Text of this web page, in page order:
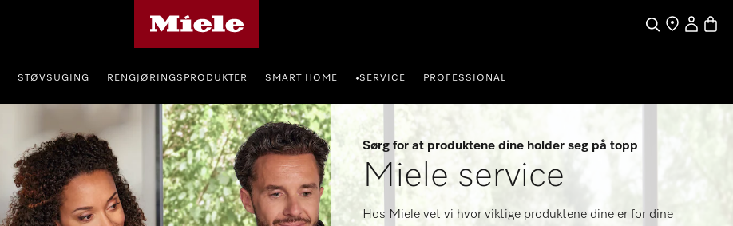
Søk
Finn enMin Konto
STØVSUGING RENGJØRINGSPRODUKTER SMART HOME •SERVICE PROFESSIONAL
Sørg for at produktene dine holder seg på topp
Miele service
Hos Miele vet vi hvor viktige produktene dine er for dine